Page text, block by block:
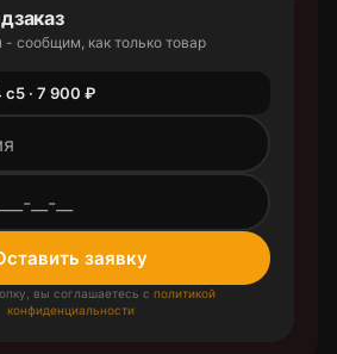
- сообщим, как только товар
· 7 900 ₽
заявку
вы соглашаетесь с политикой
конфиденциальности